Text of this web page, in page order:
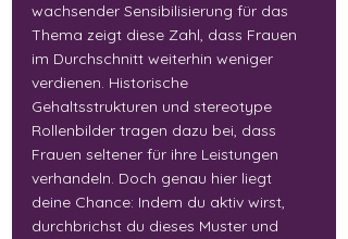
wachsender Sensibilisierung für das
Thema zeigt diese Zahl, dass Frauen
im Durchschnitt weiterhin weniger
verdienen. Historische
Gehaltsstrukturen und stereotype
Rollenbilder tragen dazu bei, dass
Frauen seltener für ihre Leistungen
verhandeln. Doch genau hier liegt
deine Chance: Indem du aktiv wirst,
durchbrichst du dieses Muster und